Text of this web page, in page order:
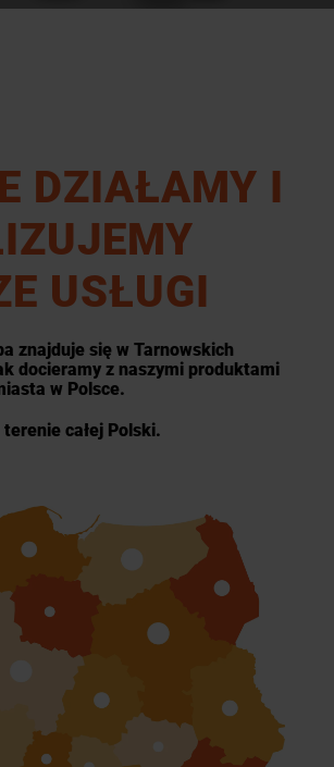
DZIAŁAMY I
USŁUGI
znajduje się w Tarnowskich
docieramy z naszymi produktami
w Polsce.
terenie całej Polski.